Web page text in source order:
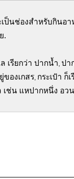
นช่องสำหรับกินอา
.
เรียกว่า ปากน้ำ, ปา
ของเกสร, กระเป๋า ก็เ
ช่น แหปากหนึ่ง อว